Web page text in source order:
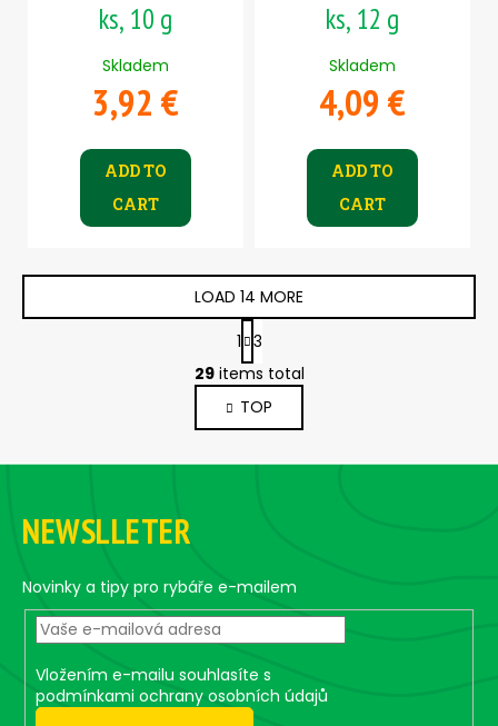
ks, 10 g
Skladem
3,92 €
ADD TO
CART
ks, 12 g
Skladem
4,09 €
ADD TO
CART
L
i
s
t
i
n
t
l
s
LOAD 14 MORE
P
a
g
i
n
a
1 3
29items total
TOP
F
NEWSLLETER
Novinky a tipy pro rybáře e-mailem
Vložením e-mailu souhlasíte s
podmínkami ochrany osobních údajů